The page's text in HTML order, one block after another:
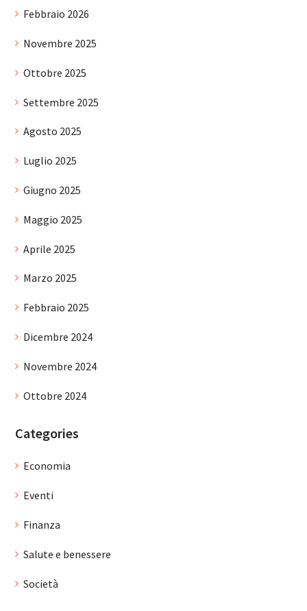
Febbraio 2026
Novembre 2025
Ottobre 2025
Settembre 2025
Agosto 2025
Luglio 2025
Giugno 2025
Maggio 2025
Aprile 2025
Marzo 2025
Febbraio 2025
Dicembre 2024
Novembre 2024
Ottobre 2024
Categories
Economia
Eventi
Finanza
Salute e benessere
Società